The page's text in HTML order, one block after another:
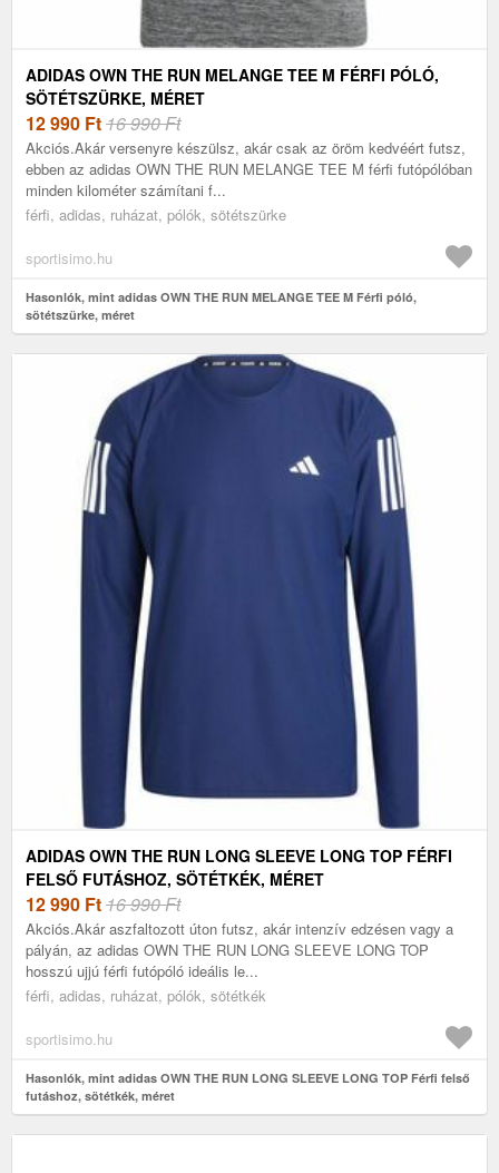
ADIDAS OWN THE RUN MELANGE TEE M FÉRFI PÓLÓ,
SÖTÉTSZÜRKE, MÉRET
12 990 Ft16 990 Ft
Akciós.Akár versenyre készülsz, akár csak az öröm kedvéért futsz,
ebben az adidas OWN THE RUN MELANGE TEE M férfi futópólóban
minden kilométer számítani f...
férfi, adidas, ruházat, pólók, sötétszürke
sportisimo.hu
Hasonlók, mint adidas OWN THE RUN MELANGE TEE M Férfi póló,
sötétszürke, méret
ADIDAS OWN THE RUN LONG SLEEVE LONG TOP FÉRFI
FELSŐ FUTÁSHOZ, SÖTÉTKÉK, MÉRET
12 990 Ft16 990 Ft
Akciós.Akár aszfaltozott úton futsz, akár intenzív edzésen vagy a
pályán, az adidas OWN THE RUN LONG SLEEVE LONG TOP
hosszú ujjú férfi futópóló ideális le...
férfi, adidas, ruházat, pólók, sötétkék
sportisimo.hu
Hasonlók, mint adidas OWN THE RUN LONG SLEEVE LONG TOP Férfi felső
futáshoz, sötétkék, méret